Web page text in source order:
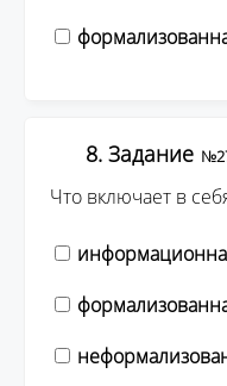
8. Задание
Что включает в